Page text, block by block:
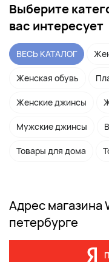
Выберите
вас интересует
ВЕСЬ КАТАЛОГ
Женская обувь
Женские джинсы
Мужские джинсы
Товары для дома
Адрес магазина
петербурге